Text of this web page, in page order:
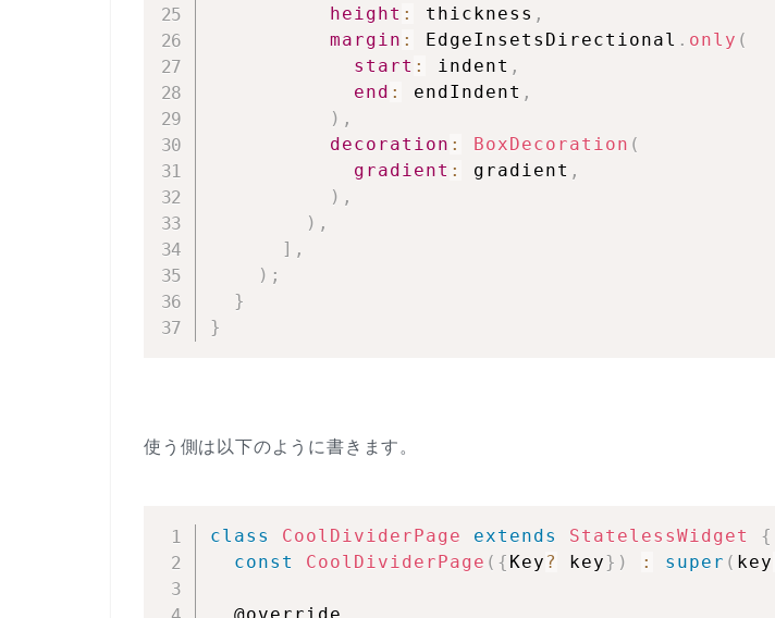
height : thickness ,
margin : EdgeInsetsDirectional . only (
start : indent ,
end : endIndent ,
) ,
decoration : BoxDecoration (
gradient : gradient ,
) ,
) ,
] ,
) ;
}
}
使う側は以下のように書きます。
class CoolDividerPage extends StatelessWidget
{
const
CoolDividerPage ( { Key ? key} ) : super ( key